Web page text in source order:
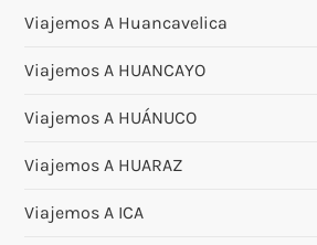
Viajemos A Huancavelica
Viajemos A HUANCAYO
Viajemos A HUÁNUCO
Viajemos A HUARAZ
Viajemos A ICA